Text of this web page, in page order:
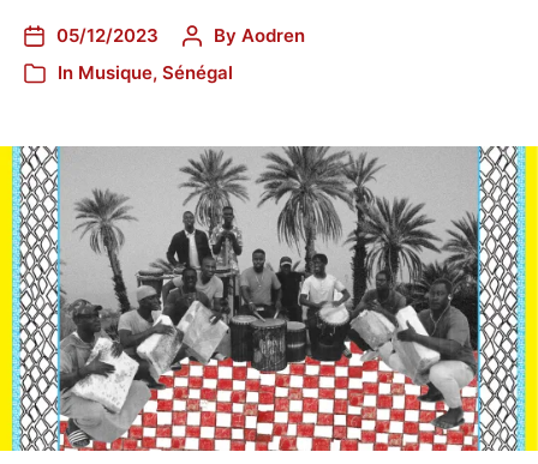
05/12/2023 By Aodren
In Musique, Sénégal